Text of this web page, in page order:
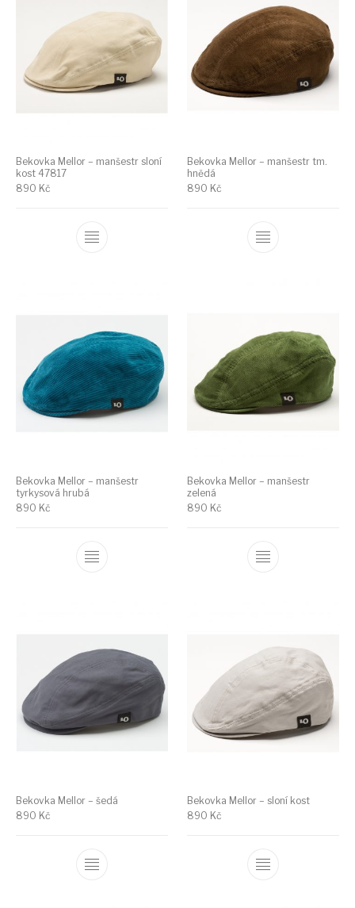
Bekovka Mellor – manšestr sloní
kost 47817
890 Kč
Bekovka Mellor – manšestr tm.
hnědá
890 Kč
Bekovka Mellor – manšestr
tyrkysová hrubá
890 Kč
Bekovka Mellor – manšestr
zelená
890 Kč
Bekovka Mellor – šedá
890 Kč
Bekovka Mellor – sloní kost
890 Kč